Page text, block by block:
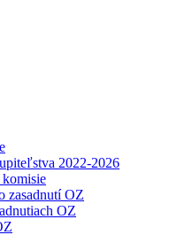
2022-2026
zasadnutí OZ
OZ